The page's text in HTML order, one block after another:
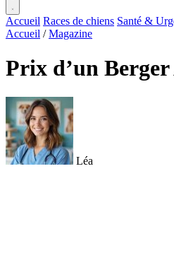
Accueil Races de chiens Santé &
Accueil / Magazine
Prix d’un
Léa